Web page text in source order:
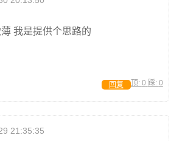
我是提供个思路的
顶: 0 踩: 0
回复
21:35:35